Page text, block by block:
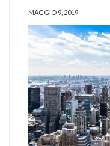
MAGGIO 9, 2019